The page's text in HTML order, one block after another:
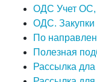
ОДС Учет ОС,
ОДС.
По
Полезная
Рассылка